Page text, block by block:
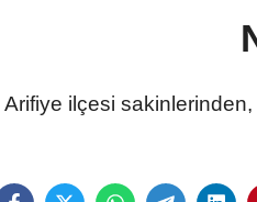
Arifiye ilçesi